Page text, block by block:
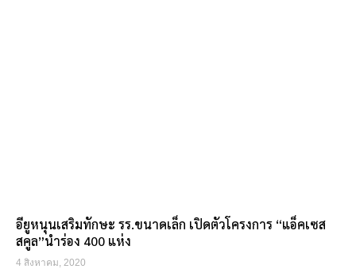
อียูหนุนเสริมทักษะ รร.ขนาดเล็ก เปิดตัวโครงการ “แอ็คเซส
สคูล”นำร่อง 400 แห่ง
4 สิงหาคม, 2020